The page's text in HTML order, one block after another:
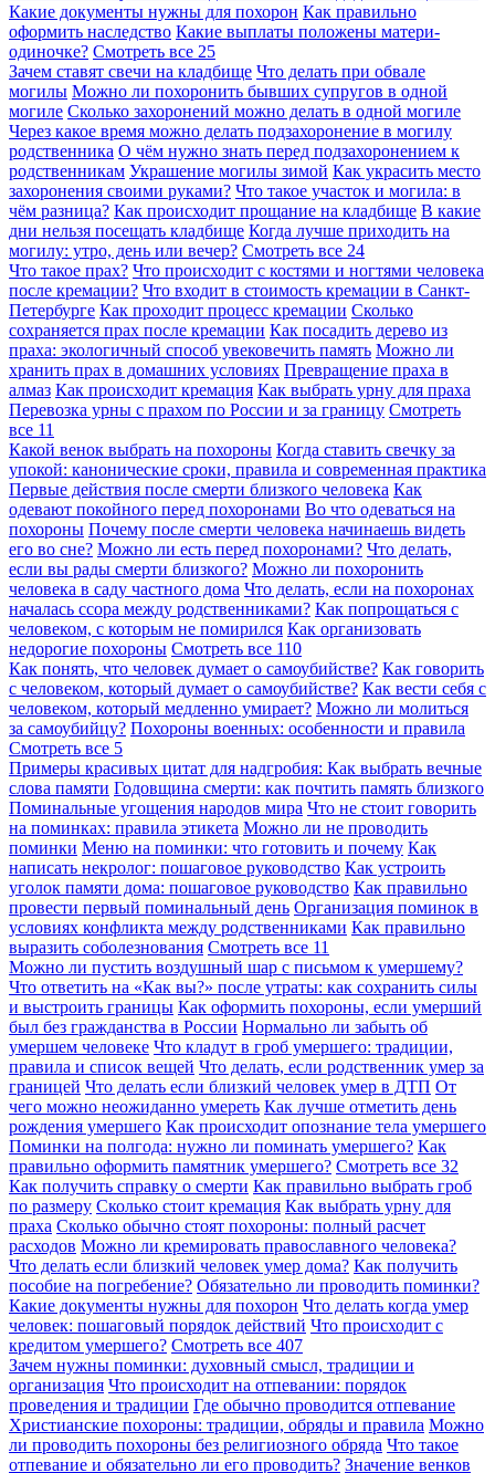
Какие документы нужны для похорон Как правильно
оформить наследство Какие выплаты положены матери-
одиночке? Смотреть все 25
Зачем ставят свечи на кладбище Что делать при обвале
могилы Можно ли похоронить бывших супругов в одной
могиле Сколько захоронений можно делать в одной могиле
Через какое время можно делать подзахоронение в могилу
родственника О чём нужно знать перед подзахоронением к
родственникам Украшение могилы зимой Как украсить место
захоронения своими руками? Что такое участок и могила: в
чём разница? Как происходит прощание на кладбище В какие
дни нельзя посещать кладбище Когда лучше приходить на
могилу: утро, день или вечер? Смотреть все 24
Что такое прах? Что происходит с костями и ногтями человека
после кремации? Что входит в стоимость кремации в Санкт-
Петербурге Как проходит процесс кремации Сколько
сохраняется прах после кремации Как посадить дерево из
праха: экологичный способ увековечить память Можно ли
хранить прах в домашних условиях Превращение праха в
алмаз Как происходит кремация Как выбрать урну для праха
Перевозка урны с прахом по России и за границу Смотреть
все 11
Какой венок выбрать на похороны Когда ставить свечку за
упокой: канонические сроки, правила и современная практика
Первые действия после смерти близкого человека Как
одевают покойного перед похоронами Во что одеваться на
похороны Почему после смерти человека начинаешь видеть
его во сне? Можно ли есть перед похоронами? Что делать,
если вы рады смерти близкого? Можно ли похоронить
человека в саду частного дома Что делать, если на похоронах
началась ссора между родственниками? Как попрощаться с
человеком, с которым не помирился Как организовать
недорогие похороны Смотреть все 110
Как понять, что человек думает о самоубийстве? Как говорить
с человеком, который думает о самоубийстве? Как вести себя с
человеком, который медленно умирает? Можно ли молиться
за самоубийцу? Похороны военных: особенности и правила
Смотреть все 5
Примеры красивых цитат для надгробия: Как выбрать вечные
слова памяти Годовщина смерти: как почтить память близкого
Поминальные угощения народов мира Что не стоит говорить
на поминках: правила этикета Можно ли не проводить
поминки Меню на поминки: что готовить и почему Как
написать некролог: пошаговое руководство Как устроить
уголок памяти дома: пошаговое руководство Как правильно
провести первый поминальный день Организация поминок в
условиях конфликта между родственниками Как правильно
выразить соболезнования Смотреть все 11
Можно ли пустить воздушный шар с письмом к умершему?
Что ответить на «Как вы?» после утраты: как сохранить силы
и выстроить границы Как оформить похороны, если умерший
был без гражданства в России Нормально ли забыть об
умершем человеке Что кладут в гроб умершего: традиции,
правила и список вещей Что делать, если родственник умер за
границей Что делать если близкий человек умер в ДТП От
чего можно неожиданно умереть Как лучше отметить день
рождения умершего Как происходит опознание тела умершего
Поминки на полгода: нужно ли поминать умершего? Как
правильно оформить памятник умершего? Смотреть все 32
Как получить справку о смерти Как правильно выбрать гроб
по размеру Сколько стоит кремация Как выбрать урну для
праха Сколько обычно стоят похороны: полный расчет
расходов Можно ли кремировать православного человека?
Что делать если близкий человек умер дома? Как получить
пособие на погребение? Обязательно ли проводить поминки?
Какие документы нужны для похорон Что делать когда умер
человек: пошаговый порядок действий Что происходит с
кредитом умершего? Смотреть все 407
Зачем нужны поминки: духовный смысл, традиции и
организация Что происходит на отпевании: порядок
проведения и традиции Где обычно проводится отпевание
Христианские похороны: традиции, обряды и правила Можно
ли проводить похороны без религиозного обряда Что такое
отпевание и обязательно ли его проводить? Значение венков